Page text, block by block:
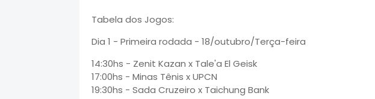
Tabela dos Jogos:
Dia 1 - Primeira rodada - 18/outubro/Terça-feira
14:30hs - Zenit Kazan x Tale'a El Geisk
17:00hs - Minas Tênis x UPCN
19:30hs - Sada Cruzeiro x Taichung Bank